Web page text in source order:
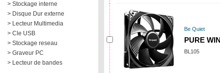
> Stockage interne
> Disque Dur externe
> Lecteur Multimedia
> Cle USB
> Stockage reseau
> Graveur PC
> Lecteur de bandes
Be Quiet
PURE
BL105